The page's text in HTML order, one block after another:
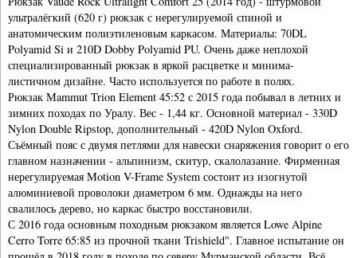
ультралёгкий (620 г) рюкзак с нерегулируемой спиной и
анатомическим полиэтиленовым каркасом. Материалы: 70DL
Polyamid Si и 210D Dobby Polyamid PU. Очень даже неплохой
специализированный рюкзак в яркой расцветке и минима-
листичном дизайне. Часто используется по работе в полях.
Рюкзак Mammut Trion Element 45:52 с 2015 года побывал в летних и
зимних походах по Уралу. Вес - 1,44 кг. Основной материал - 330D
Nylon Double Ripstop, дополнительный - 420D Nylon Oxford.
Съёмный пояс с двумя петлями для навески снаряжения говорит о его
главном назначении - альпинизм, скитур, скалолазание. Фирменная
нерегулируемая Motion V-Frame System состоит из изогнутой
алюминиевой проволоки диаметром 6 мм. Однажды на него
свалилось дерево, но каркас быстро восстановили.
С 2016 года основным походным рюкзаком является Lowe Alpine
Cerro Torre 65:85 из прочной ткани Trishield". Главное испытание он